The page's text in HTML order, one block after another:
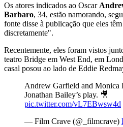
Os atores indicados ao Oscar
Barbaro, 34, estão namorando,
fonte disse à publicação que eles
discretamente".
Recentemente, eles foram vistos
teatro Bridge em West End, em
casal posou ao lado de Eddie
Andrew Garfield and Monica
Jonathan Bailey’s play. 🎥
pic.twitter.com/vL7EBwsw4d
— Film Crave (@_filmcrave)